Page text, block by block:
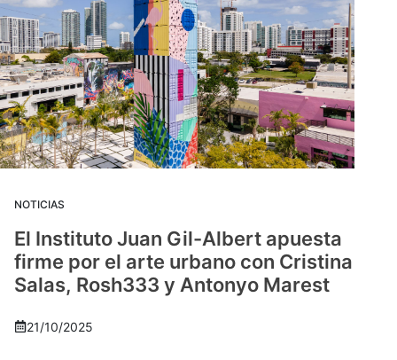
NOTICIAS
El Instituto Juan Gil-Albert apuesta
firme por el arte urbano con Cristina
Salas, Rosh333 y Antonyo Marest
21/10/2025